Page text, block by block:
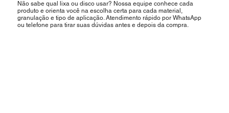
Não sabe qual lixa ou disco usar? Nossa equipe conhece cada
produto e orienta você na escolha certa para cada material,
granulação e tipo de aplicação. Atendimento rápido por WhatsApp
ou telefone para tirar suas dúvidas antes e depois da compra.